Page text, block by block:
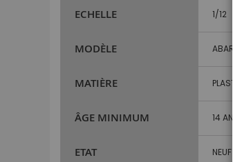
ECHELLE 1/12
MODÈLE
MATIÈRE
ÂGE MINIMUM 14
ETAT NEUF